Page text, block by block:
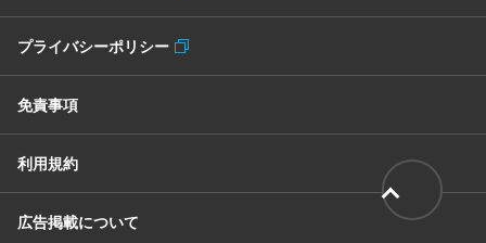
プライバシーポリシー
免責事項
利用規約
広告掲載について